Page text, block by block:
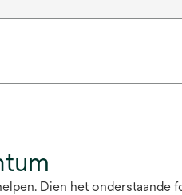
Dien het onderstaande